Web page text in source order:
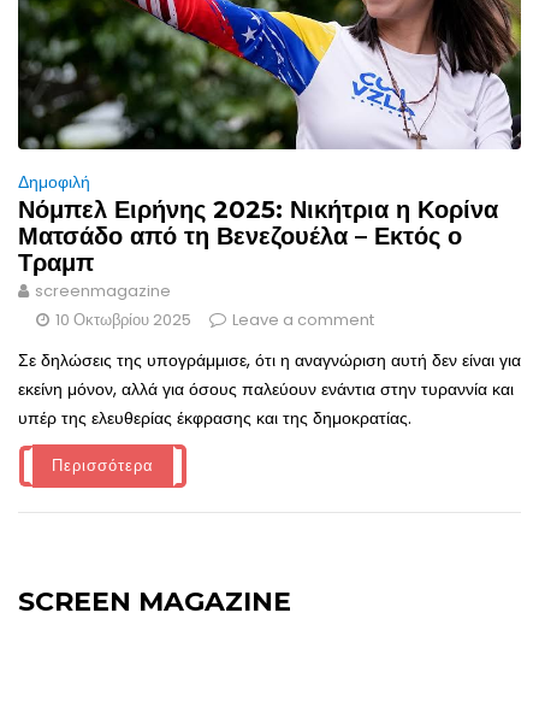
Δημοφιλή
Νόμπελ Ειρήνης 2025: Νικήτρια η Κορίνα
Ματσάδο από τη Βενεζουέλα – Εκτός ο
Τραμπ
screenmagazine
10 Οκτωβρίου 2025
Leave a comment
Σε δηλώσεις της υπογράμμισε, ότι η αναγνώριση αυτή δεν είναι για
εκείνη μόνον, αλλά για όσους παλεύουν ενάντια στην τυραννία και
υπέρ της ελευθερίας έκφρασης και της δημοκρατίας.
Περισσότερα
SCREEN MAGAZINE